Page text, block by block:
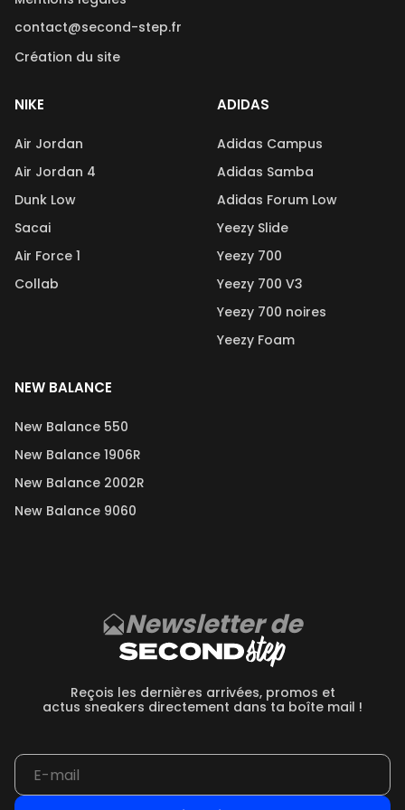
contact@second-step.fr
Création du site
NIKE
Air Jordan
Air Jordan 4
Dunk Low
Sacai
Air Force 1
Collab
ADIDAS
Adidas Campus
Adidas Samba
Adidas Forum Low
Yeezy Slide
Yeezy 700
Yeezy 700 V3
Yeezy 700 noires
Yeezy Foam
NEW BALANCE
New Balance 550
New Balance 1906R
New Balance 2002R
New Balance 9060
Newsletter de
Reçois les dernières arrivées, promos et
actus sneakers directement dans ta boîte mail !